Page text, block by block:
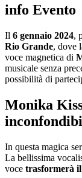
info Evento
Il 6 gennaio 2024,
Rio Grande, dove
voce magnetica di
musicale senza
possibilità di
Monika
In questa magica
La bellissima
voce trasformerà il